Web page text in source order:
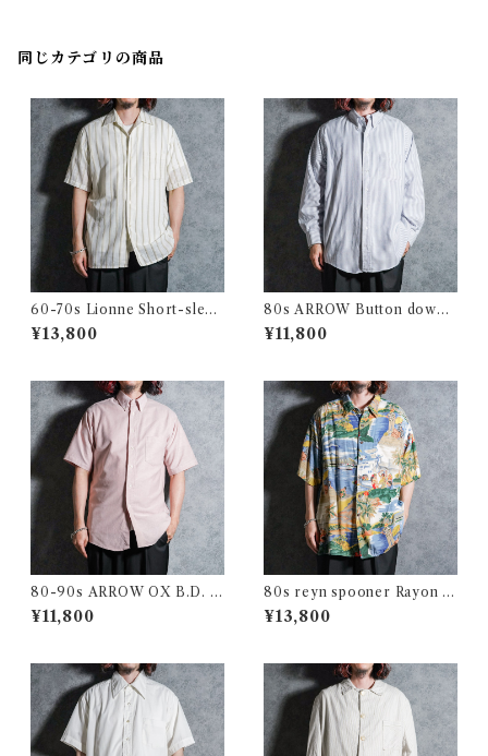
同じカテゴリの商品
60-70s Lionne Short-sleev
e Stripe Shirts フランス製 半
袖 ストライプ シャツ
¥13,800
80s ARROW Button down
Oxford Shirts アロー ボタン
ダウン オックスフォード シャ
¥11,800
80-90s ARROW OX B.D. S
hirts アロー オックスフォー
ド 半袖 ボタンダウン シャツ
¥11,800
80s reyn spooner Rayon Al
oha Shirts レインスプーナー
レーヨン アロハシャツ
¥13,800